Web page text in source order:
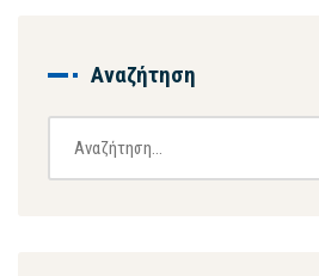
Αναζήτηση